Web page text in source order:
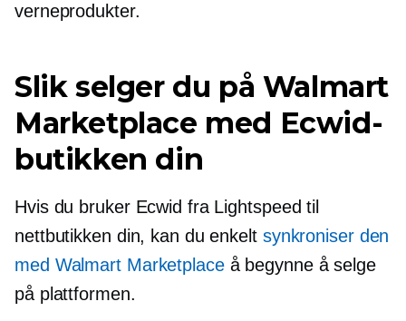
verneprodukter.
Slik selger du på Walmart
Marketplace med Ecwid-
butikken din
Hvis du bruker Ecwid fra Lightspeed til
nettbutikken din, kan du enkelt synkroniser den
med Walmart Marketplaceå begynne å selge
på plattformen.